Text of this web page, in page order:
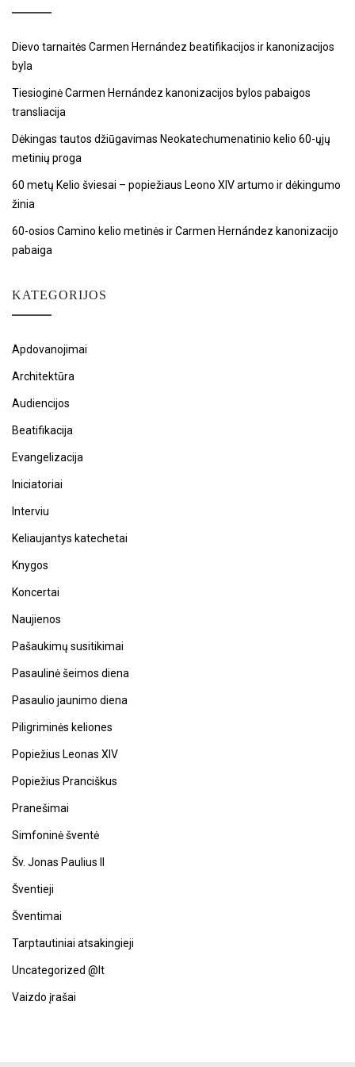
Dievo tarnaitės Carmen Hernández beatifikacijos ir kanonizacijos
byla
Tiesioginė Carmen Hernández kanonizacijos bylos pabaigos
transliacija
Dėkingas tautos džiūgavimas Neokatechumenatinio kelio 60-ųjų
metinių proga
60 metų Kelio šviesai – popiežiaus Leono XIV artumo ir dėkingumo
žinia
60-osios Camino kelio metinės ir Carmen Hernández kanonizacijo
pabaiga
KATEGORIJOS
Apdovanojimai
Architektūra
Audiencijos
Beatifikacija
Evangelizacija
Iniciatoriai
Interviu
Keliaujantys katechetai
Knygos
Koncertai
Naujienos
Pašaukimų susitikimai
Pasaulinė šeimos diena
Pasaulio jaunimo diena
Piligriminės keliones
Popiežius Leonas XIV
Popiežius Pranciškus
Pranešimai
Simfoninė šventė
Šv. Jonas Paulius II
Šventieji
Šventimai
Tarptautiniai atsakingieji
Uncategorized @lt
Vaizdo įrašai